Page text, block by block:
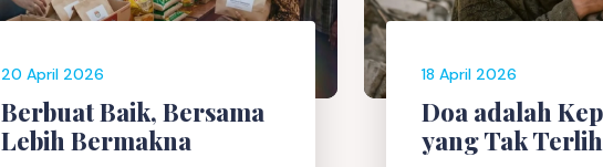
20 April 2026
Berbuat Baik, Bersama
Lebih Bermakna
18 April 2026
Doa adalah
yang Tak